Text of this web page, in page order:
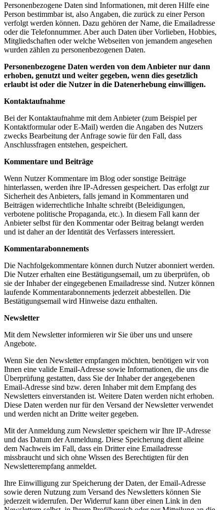
Personenbezogene Daten sind Informationen, mit deren Hilfe eine
Person bestimmbar ist, also Angaben, die zurück zu einer Person
verfolgt werden können. Dazu gehören der Name, die Emailadresse
oder die Telefonnummer. Aber auch Daten über Vorlieben, Hobbies,
Mitgliedschaften oder welche Webseiten von jemandem angesehen
wurden zählen zu personenbezogenen Daten.
Personenbezogene Daten werden von dem Anbieter nur dann
erhoben, genutzt und weiter gegeben, wenn dies gesetzlich
erlaubt ist oder die Nutzer in die Datenerhebung einwilligen.
Kontaktaufnahme
Bei der Kontaktaufnahme mit dem Anbieter (zum Beispiel per
Kontaktformular oder E-Mail) werden die Angaben des Nutzers
zwecks Bearbeitung der Anfrage sowie für den Fall, dass
Anschlussfragen entstehen, gespeichert.
Kommentare und Beiträge
Wenn Nutzer Kommentare im Blog oder sonstige Beiträge
hinterlassen, werden ihre IP-Adressen gespeichert. Das erfolgt zur
Sicherheit des Anbieters, falls jemand in Kommentaren und
Beiträgen widerrechtliche Inhalte schreibt (Beleidigungen,
verbotene politische Propaganda, etc.). In diesem Fall kann der
Anbieter selbst für den Kommentar oder Beitrag belangt werden
und ist daher an der Identität des Verfassers interessiert.
Kommentarabonnements
Die Nachfolgekommentare können durch Nutzer abonniert werden.
Die Nutzer erhalten eine Bestätigungsemail, um zu überprüfen, ob
sie der Inhaber der eingegebenen Emailadresse sind. Nutzer können
laufende Kommentarabonnements jederzeit abbestellen. Die
Bestätigungsemail wird Hinweise dazu enthalten.
Newsletter
Mit dem Newsletter informieren wir Sie über uns und unsere
Angebote.
Wenn Sie den Newsletter empfangen möchten, benötigen wir von
Ihnen eine valide Email-Adresse sowie Informationen, die uns die
Überprüfung gestatten, dass Sie der Inhaber der angegebenen
Email-Adresse sind bzw. deren Inhaber mit dem Empfang des
Newsletters einverstanden ist. Weitere Daten werden nicht erhoben.
Diese Daten werden nur für den Versand der Newsletter verwendet
und werden nicht an Dritte weiter gegeben.
Mit der Anmeldung zum Newsletter speichern wir Ihre IP-Adresse
und das Datum der Anmeldung. Diese Speicherung dient alleine
dem Nachweis im Fall, dass ein Dritter eine Emailadresse
missbraucht und sich ohne Wissen des Berechtigten für den
Newsletterempfang anmeldet.
Ihre Einwilligung zur Speicherung der Daten, der Email-Adresse
sowie deren Nutzung zum Versand des Newsletters können Sie
jederzeit widerrufen. Der Widerruf kann über einen Link in den